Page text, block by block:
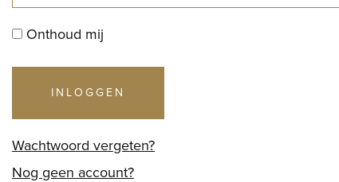
Onthoud mij
INLOGGEN
Wachtwoord vergeten?
Nog geen account?